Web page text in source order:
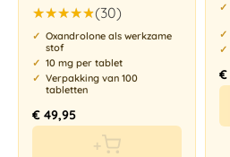
Gewaardeerd
4.83uit 5
(30)
Oxandrolone als werkzame
stof
10 mg per tablet
Verpakking van 100
tabletten
€ 49,95
+
€